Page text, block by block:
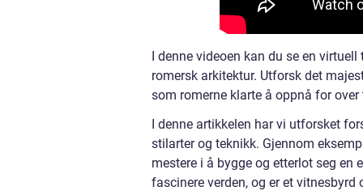
I denne videoen kan du se en
romersk arkitektur. Utforsk det
som romerne klarte å oppnå for
I denne artikkelen har vi utforsket
stilarter og teknikk. Gjennom
mestere i å bygge og etterlot seg en
fascinere verden, og er et